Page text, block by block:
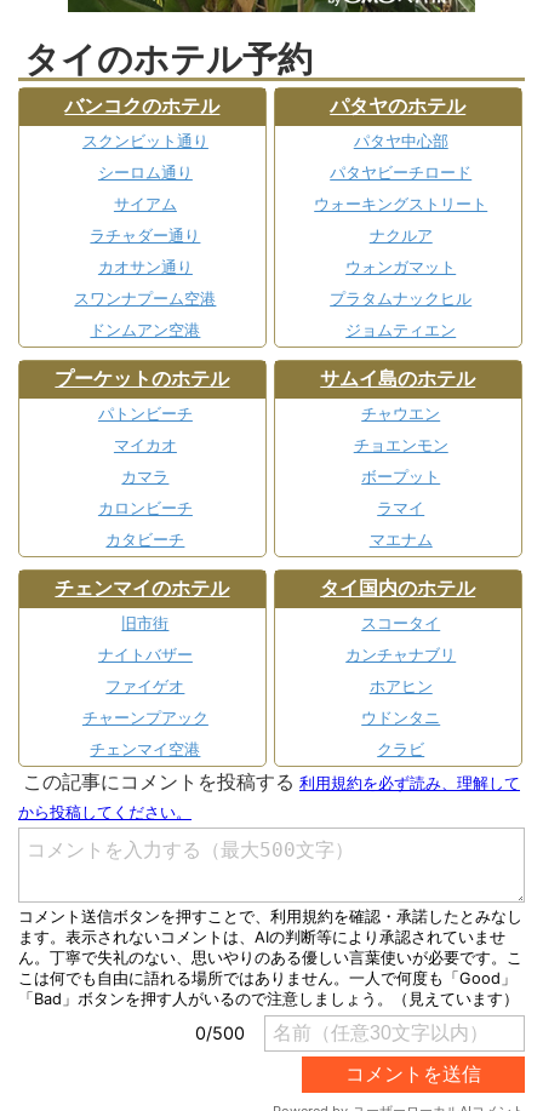
タイのホテル予約
バンコクのホテル
スクンビット通り
シーロム通り
サイアム
ラチャダー通り
カオサン通り
スワンナプーム空港
ドンムアン空港
パタヤのホテル
パタヤ中心部
パタヤビーチロード
ウォーキングストリート
ナクルア
ウォンガマット
プラタムナックヒル
ジョムティエン
プーケットのホテル
パトンビーチ
マイカオ
カマラ
カロンビーチ
カタビーチ
サムイ島のホテル
チャウエン
チョエンモン
ボープット
ラマイ
マエナム
チェンマイのホテル
旧市街
ナイトバザー
ファイゲオ
チャーンプアック
チェンマイ空港
タイ国内のホテル
スコータイ
カンチャナブリ
ホアヒン
ウドンタニ
クラビ